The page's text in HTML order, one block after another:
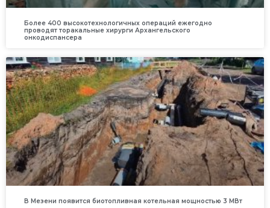
Более 400 высокотехнологичных операций ежегодно
проводят торакальные хирурги Архангельского
онкодиспансера
В Мезени появится биотопливная котельная мощностью 3 МВт